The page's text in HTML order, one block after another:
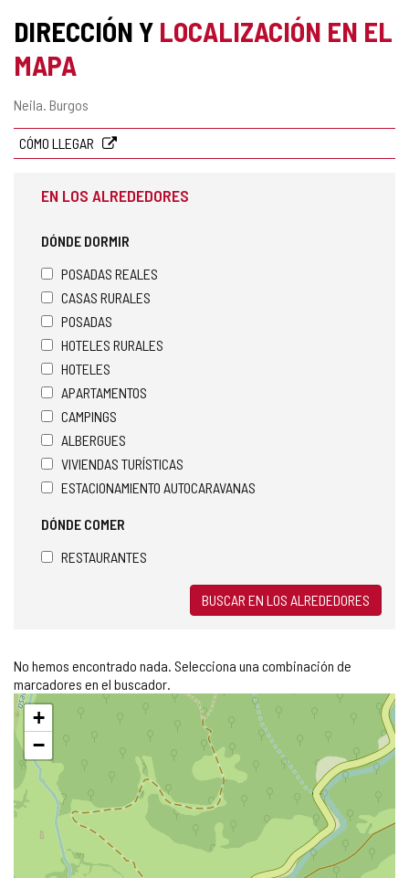
DIRECCIÓN Y LOCALIZACIÓN EN EL
MAPA
Dirección
Neila. Burgos
CÓMO LLEGAR
EN LOS ALREDEDORES
DÓNDE DORMIR
POSADAS REALES
CASAS RURALES
POSADAS
HOTELES RURALES
HOTELES
APARTAMENTOS
CAMPINGS
ALBERGUES
VIVIENDAS TURÍSTICAS
ESTACIONAMIENTO AUTOCARAVANAS
DÓNDE COMER
RESTAURANTES
BUSCAR EN LOS ALREDEDORES
No hemos encontrado nada. Selecciona una combinación de
marcadores en el buscador.
Saltar
mapa
+
−